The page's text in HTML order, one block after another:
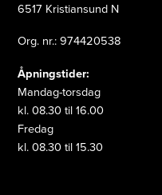
6517 Kristiansund N
Org. nr.: 974420538
Åpningstider:
Mandag-torsdag
kl. 08.30 til 16.00
Fredag
kl. 08.30 til 15.30